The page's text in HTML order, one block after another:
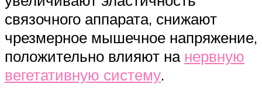
связочного аппарата, снижают
чрезмерное мышечное напряжение,
положительно влияют на нервную
вегетативную систему.